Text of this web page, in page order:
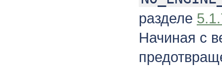
разделе
Начиная с